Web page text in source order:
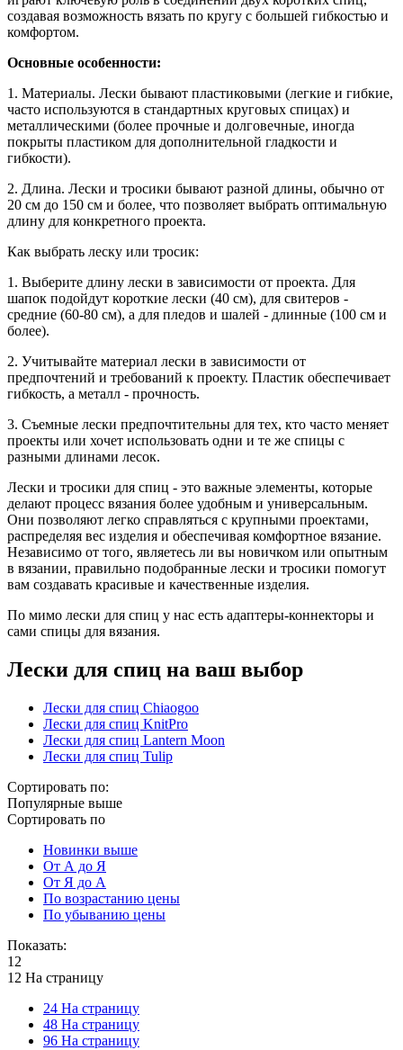
создавая возможность вязать по кругу с большей гибкостью и
комфортом.
Основные особенности:
1. Материалы. Лески бывают пластиковыми (легкие и гибкие,
часто используются в стандартных круговых спицах) и
металлическими (более прочные и долговечные, иногда
покрыты пластиком для дополнительной гладкости и
гибкости).
2. Длина. Лески и тросики бывают разной длины, обычно от
20 см до 150 см и более, что позволяет выбрать оптимальную
длину для конкретного проекта.
Как выбрать леску или тросик:
1. Выберите длину лески в зависимости от проекта. Для
шапок подойдут короткие лески (40 см), для свитеров -
средние (60-80 см), а для пледов и шалей - длинные (100 см и
более).
2. Учитывайте материал лески в зависимости от
предпочтений и требований к проекту. Пластик обеспечивает
гибкость, а металл - прочность.
3. Съемные лески предпочтительны для тех, кто часто меняет
проекты или хочет использовать одни и те же спицы с
разными длинами лесок.
Лески и тросики для спиц - это важные элементы, которые
делают процесс вязания более удобным и универсальным.
Они позволяют легко справляться с крупными проектами,
распределяя вес изделия и обеспечивая комфортное вязание.
Независимо от того, являетесь ли вы новичком или опытным
в вязании, правильно подобранные лески и тросики помогут
вам создавать красивые и качественные изделия.
По мимо лески для спиц у нас есть адаптеры-коннекторы и
сами спицы для вязания.
Лески для спиц на ваш выбор
Лески для спиц Chiaogoo
Лески для спиц KnitPro
Лески для спиц Lantern Moon
Лески для спиц Tulip
Сортировать по:
Популярные выше
Сортировать по
Новинки выше
От А до Я
От Я до А
По возрастанию цены
По убыванию цены
Показать:
12
12 На страницу
24 На страницу
48 На страницу
96 На страницу